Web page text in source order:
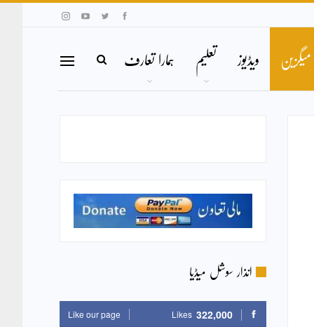
میگزین ویڈیوز تعلیم ہمارا تعارف
انذار سوشل میڈیا
322,000
Likes
Like our page